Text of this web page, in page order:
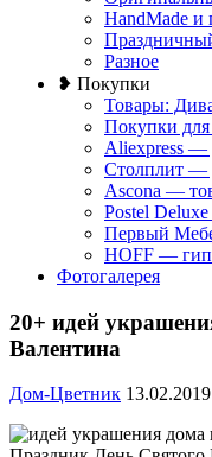
HandMade и
Разное
❥ Покупки
Товары:
Покупки для
Aliexpress —
Столплит —
Ascona —
Postel
Первый
HOFF —
Фотогалерея
20+ идей
Валентина
Дом-Цветник 13.02.2019